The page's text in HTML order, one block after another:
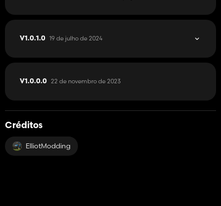
V1.0.1.0 19 de julho de 2024
V1.0.0.0 22 de novembro de 2023
Créditos
ElliotModding